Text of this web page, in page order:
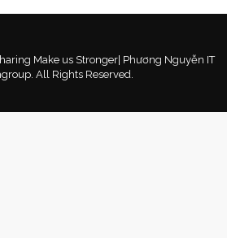
Make us Stronger| Phương Nguyễn IT
All Rights Reserved.